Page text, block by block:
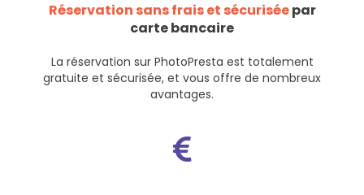
Réservation sans frais et sécuriséepar
carte bancaire
La réservation sur PhotoPresta est totalement
gratuite et sécurisée, et vous offre de nombreux
avantages.